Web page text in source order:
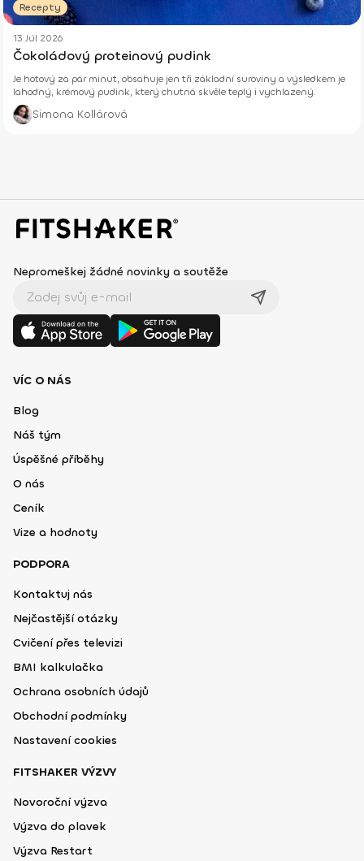
Recepty
13 Júl 2026
Čokoládový proteinový pudink
Je hotový za pár minut, obsahuje jen tři základní suroviny a výsledkem je
lahodný, krémový pudink, který chutná skvěle teplý i vychlazený.
Simona Kollárová
Nepromeškej žádné novinky a soutěže
VÍC O NÁS
Blog
Náš tým
Úspěšné příběhy
O nás
Ceník
Vize a hodnoty
PODPORA
Kontaktuj nás
Nejčastější otázky
Cvičení přes televizi
BMI kalkulačka
Ochrana osobních údajů
Obchodní podmínky
Nastavení cookies
FITSHAKER VÝZVY
Novoroční výzva
Výzva do plavek
Výzva Restart